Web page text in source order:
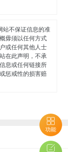
功能
站不保证信息的准
毋须以任何方式
或任何其他人士
在此声明，不承
息或任何链接所
惩戒性的损害赔